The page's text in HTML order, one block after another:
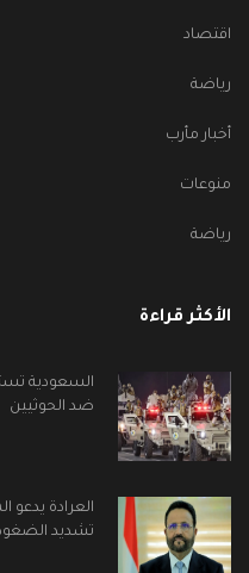
اقتصاد
رياضة
أخبار مأرب
منوعات
رياضة
الأكثر قراءة
السعودية
ضد الحوثيين
العرادة يدعو
تشديد